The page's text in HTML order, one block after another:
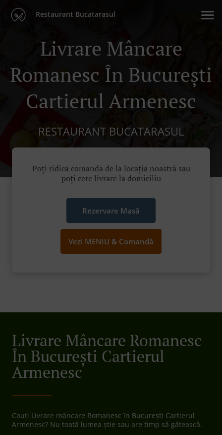
Restaurant Bucatarasul
Livrare Mâncare
Romanesc În București
Cartierul Armenesc
RESTAURANT BUCATARASUL
Poți ridica comanda de la locația noastră sau
poți cere livrare la domiciliu
Rezervare Masă
Vezi MENIU & Comandă
Livrare Mâncare Romanesc
În București Cartierul
Armenesc
Cauți Livrare mâncare Romanesc în București Cartierul
Armenesc? Nu toată lumea știe sau are timp să gătească.